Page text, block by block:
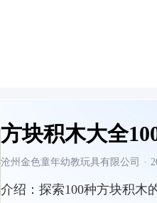
方块积木大全
沧州金色童年幼教玩具有限公司 ·
介绍： 探索100种方块积木